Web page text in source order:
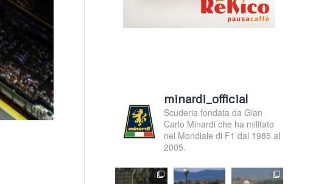
minardi_official
Scuderia fondata da Gian
Carlo Minardi che ha militato
nel Mondiale di F1 dal 1985 al
2005.